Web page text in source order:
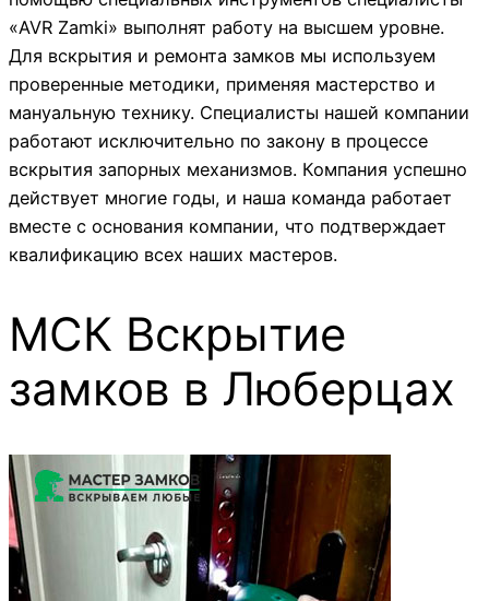
«AVR Zamki» выполнят работу на высшем уровне.
Для вскрытия и ремонта замков мы используем
проверенные методики, применяя мастерство и
мануальную технику. Специалисты нашей компании
работают исключительно по закону в процессе
вскрытия запорных механизмов. Компания успешно
действует многие годы, и наша команда работает
вместе с основания компании, что подтверждает
квалификацию всех наших мастеров.
МСК Вскрытие
замков в Люберцах